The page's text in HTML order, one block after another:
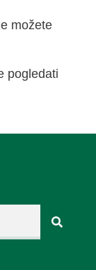
možete
pogledati